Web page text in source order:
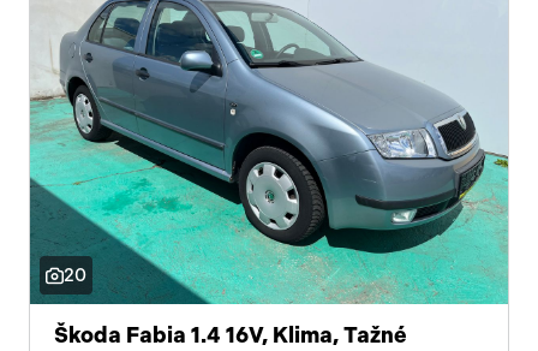
20
Škoda Fabia 1.4 16V, Klima, Tažné